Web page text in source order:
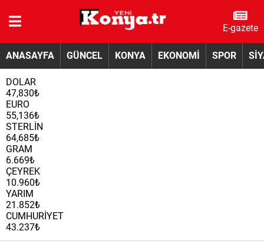
E-gazete
ANASAYFA GÜNCEL KONYA EKONOMİ SPOR
DOLAR
47,830₺
EURO
55,136₺
STERLİN
64,685₺
GRAM
6.669₺
ÇEYREK
10.960₺
YARIM
21.852₺
CUMHURİYET
43.237₺